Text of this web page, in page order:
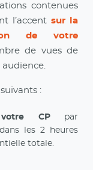
contenues
l’accent sur la
de votre
de vues de
:
votre CP par
les 2 heures
totale.